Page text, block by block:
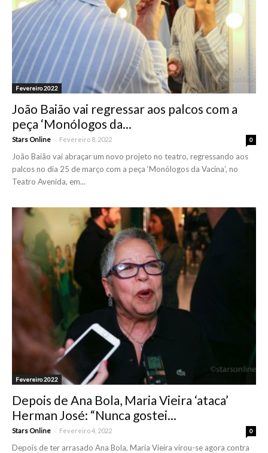
Fevereiro 2022
João Baião vai regressar aos palcos com a
peça ‘Monólogos da...
Stars Online - Fevereiro 8, 2022 0
João Baião vai abraçar um novo projeto no teatro, regressando aos
palcos no dia 25 de março com a peça ‘Monólogos da Vacina’, no
Teatro Avenida, em...
Fevereiro 2022
Depois de Ana Bola, Maria Vieira ‘ataca’
Herman José: “Nunca gostei...
Stars Online - Fevereiro 4, 2022 0
Depois de ter arrasado Ana Bola, Maria Vieira virou-se agora contra